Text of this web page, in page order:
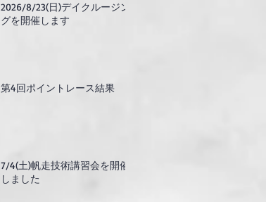
2026/8/23(日)デイクルージン
グを開催します
第4回ポイントレース結果
7/4(土)帆走技術講習会を開催
しました